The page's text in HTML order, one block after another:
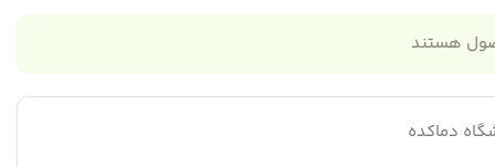
هستند
دماکده